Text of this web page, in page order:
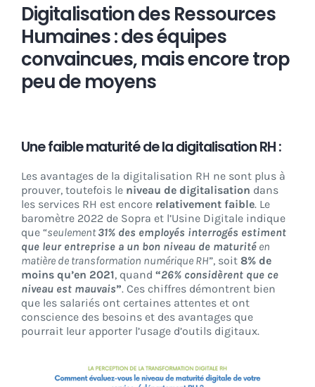
Digitalisation des Ressources
Humaines : des équipes
convaincues, mais encore trop
peu de moyens
Une faible maturité de la digitalisation RH :
Les avantages de la digitalisation RH ne sont plus à
prouver, toutefois le niveau de digitalisation dans
les services RH est encore relativement faible. Le
baromètre 2022 de Sopra et l’Usine Digitale indique
que “seulement31% des employés interrogés estiment
que leur entreprise a un bon niveau de maturité en
matière de transformation numérique RH”, soit 8% de
moins qu’en 2021, quand “26% considèrent que ce
niveau est mauvais”. Ces chiffres démontrent bien
que les salariés ont certaines attentes et ont
conscience des besoins et des avantages que
pourrait leur apporter l’usage d’outils digitaux.